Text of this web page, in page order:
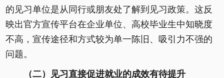
的见习单位是从同行或朋友处了解到见习政策。这反
映出官方宣传平台在企业单位、高校毕业生中知晓度
不高，宣传途径和方式较为单一陈旧、吸引力不强的
问题。
（二）见习直接促进就业的成效有待提升